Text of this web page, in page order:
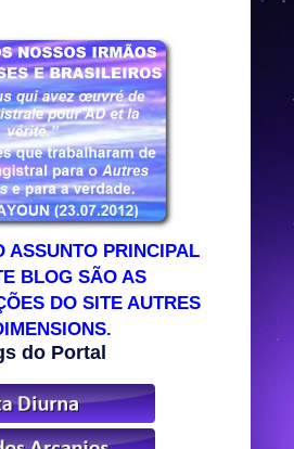
ASSUNTO PRINCIPAL
BLOG SÃO AS
DO SITE AUTRES
do Portal